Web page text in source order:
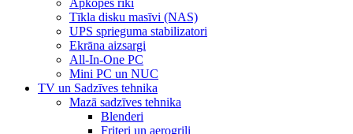
Apkopes rīki
Tīkla disku masīvi (NAS)
UPS sprieguma stabilizatori
Ekrāna aizsargi
All-In-One PC
Mini PC un NUC
TV un Sadzīves tehnika
Mazā sadzīves tehnika
Blenderi
Friteri un aerogrili